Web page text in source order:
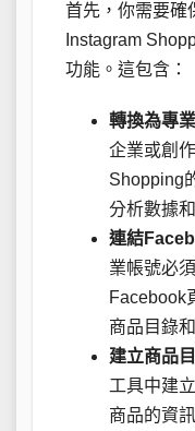
首先，你需要確
Instagram
功能。這包含：
轉換為專
企業或創
Shopping
分析數據
連結
業帳號必
Facebook
商品目錄
建立商品
工具中建
商品的資